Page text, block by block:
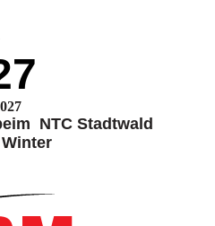
NTC Stadtwald